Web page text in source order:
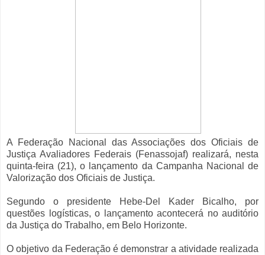
A Federação Nacional das Associações dos Oficiais de
Justiça Avaliadores Federais (Fenassojaf) realizará, nesta
quinta-feira (21), o lançamento da Campanha Nacional de
Valorização dos Oficiais de Justiça.
Segundo o presidente Hebe-Del Kader Bicalho, por
questões logísticas, o lançamento acontecerá no auditório
da Justiça do Trabalho, em Belo Horizonte.
O objetivo da Federação é demonstrar a atividade realizada